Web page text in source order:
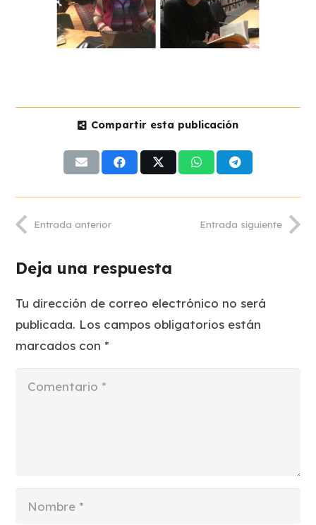
Compartir esta publicación
Entrada anterior Entrada siguiente
Deja una respuesta
Tu dirección de correo electrónico no será
publicada. Los campos obligatorios están
marcados con*